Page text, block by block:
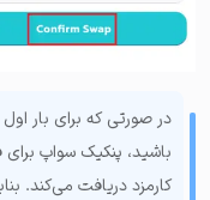
در صورتی که برای بار
باشید، پنکیک سواپ
کارمزد دریافت می‌کند.